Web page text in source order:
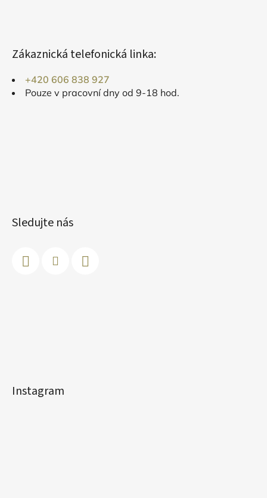
Zákaznická telefonická linka:
+420 606 838 927
Pouze v pracovní dny od 9-18 hod.
Sledujte nás
Instagram